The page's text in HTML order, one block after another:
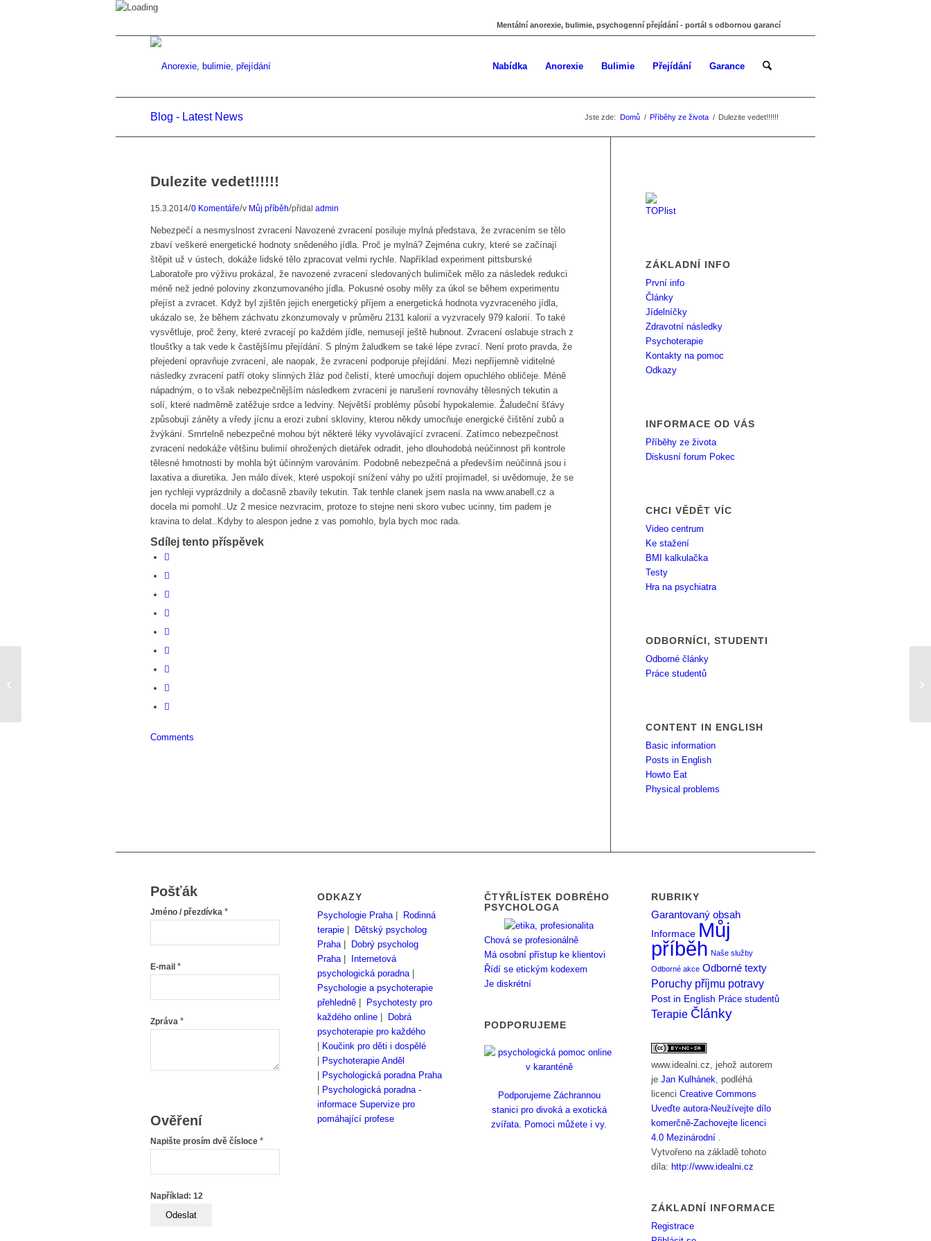
Mentální anorexie, bulimie, psychogenní přejídání - portál s odbornou garancí
Nabídka Anorexie Bulimie Přejídání Garance
Blog - Latest News Jste zde: Domů / Příběhy ze života / Dulezite vedet!!!!!!
Dulezite vedet!!!!!!
15.3.2014/0 Komentáře/v Můj příběh/přidal admin
Nebezpečí a nesmyslnost zvracení Navozené zvracení posiluje mylná představa, že zvracením se tělo
zbaví veškeré energetické hodnoty snědeného jídla. Proč je mylná? Zejména cukry, které se začínají
štěpit už v ústech, dokáže lidské tělo zpracovat velmi rychle. Například experiment pittsburské
Laboratoře pro výživu prokázal, že navozené zvracení sledovaných bulimiček mělo za následek redukci
méně než jedné poloviny zkonzumovaného jídla. Pokusné osoby měly za úkol se během experimentu
přejíst a zvracet. Když byl zjištěn jejich energetický příjem a energetická hodnota vyzvraceného jídla,
ukázalo se, že během záchvatu zkonzumovaly v průměru 2131 kalorií a vyzvracely 979 kalorií. To také
vysvětluje, proč ženy, které zvracejí po každém jídle, nemusejí ještě hubnout. Zvracení oslabuje strach z
tloušťky a tak vede k častějšímu přejídání. S plným žaludkem se také lépe zvrací. Není proto pravda, že
přejedení opravňuje zvracení, ale naopak, že zvracení podporuje přejídání. Mezi nepříjemně viditelné
následky zvracení patří otoky slinných žláz pod čelistí, které umocňují dojem opuchlého obličeje. Méně
nápadným, o to však nebezpečnějším následkem zvracení je narušení rovnováhy tělesných tekutin a
solí, které nadměrně zatěžuje srdce a ledviny. Největší problémy působí hypokalemie. Žaludeční šťávy
způsobují záněty a vředy jícnu a erozi zubní skloviny, kterou někdy umocňuje energické čištění zubů a
žvýkání. Smrtelně nebezpečné mohou být některé léky vyvolávající zvracení. Zatímco nebezpečnost
zvracení nedokáže většinu bulimií ohrožených dietářek odradit, jeho dlouhodobá neúčinnost při kontrole
tělesné hmotnosti by mohla být účinným varováním. Podobně nebezpečná a především neúčinná jsou i
laxativa a diuretika. Jen málo dívek, které uspokojí snížení váhy po užití projímadel, si uvědomuje, že se
jen rychleji vyprázdnily a dočasně zbavily tekutin. Tak tenhle clanek jsem nasla na www.anabell.cz a
docela mi pomohl..Uz 2 mesice nezvracim, protoze to stejne neni skoro vubec ucinny, tim padem je
kravina to delat..Kdyby to alespon jedne z vas pomohlo, byla bych moc rada.
Sdílej tento příspěvek
Comments
ZÁKLADNÍ INFO
První info
Články
Jídelníčky
Zdravotní následky
Psychoterapie
Kontakty na pomoc
Odkazy
INFORMACE OD VÁS
Příběhy ze života
Diskusní forum Pokec
CHCI VĚDĚT VÍC
Video centrum
Ke stažení
BMI kalkulačka
Testy
Hra na psychiatra
ODBORNÍCI, STUDENTI
Odborné články
Práce studentů
CONTENT IN ENGLISH
Basic information
Posts in English
Howto Eat
Physical problems
Pošťák
Jméno / přezdívka *
E-mail *
Zpráva *
Ověření
Napište prosím dvě čísloce *
Například: 12
ODKAZY
Psychologie Praha|
Rodinná
terapie
Dětský psycholog
Praha|
Dobrý psycholog
Praha|
Internetová
psychologická poradna|
Psychologie a psychoterapie
přehledně
Psychotesty pro
každého online
Dobrá
psychoterapie pro každého
Koučink pro děti i dospělé
Psychoterapie Anděl
Psychologická poradna Praha
Psychologická poradna -
informace Supervize pro
pomáhající profese
ČTYŘLÍSTEK DOBRÉHO
PSYCHOLOGA
Chová se profesionálně
Má osobní přístup ke klientovi
Řídí se etickým kodexem
Je diskrétní
PODPORUJEME
Podporujeme Záchrannou
stanici pro divoká a exotická
zvířata. Pomoci můžete i vy.
RUBRIKY
Garantovaný obsah
Informace Můj
příběh Naše služby
Odborné akce Odborné texty
Poruchy příjmu potravy
Post in English Práce studentů
Terapie Články
www.idealni.cz, jehož autorem
jeJan Kulhánek, podléhá
licenciCreative Commons
Uveďte autora-Neužívejte dílo
komerčně-Zachovejte licenci
4.0 Mezinárodní .
Vytvořeno na základě tohoto
díla: http://www.idealni.cz
ZÁKLADNÍ INFORMACE
Registrace